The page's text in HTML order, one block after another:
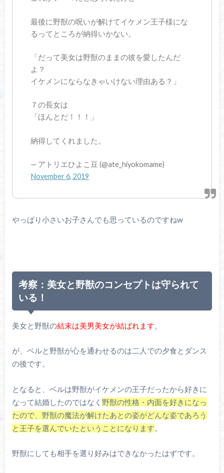
最後に野獣の呪いが解けてイケメン王子様にな
るってところが納得いかない。
「だって美女は野獣のままの彼を愛したんだ
よ？
イケメンにならなきゃいけない理由ある？」
７の長女は
「ほんとだ！！！」
納得してくれました。
— アトリエひよこ豆 (@ate_hiyokomame)
November 6, 2019
やっぱり小さいお子さんでも思っているのですねw
考察：美女と野獣のコンセプトは守られて
いる！
美女と野獣の結末は美男美女が結ばれます。
が、ベルと野獣が心を通わせるのは二人での夕食とダンス
の後です。
となると、ベルは野獣がイケメンの王子だったから好きに
なって結婚したのではなく 野獣の性格・内面を好きになっ
たので、野獣の魔法が解けたあとの姿がどんな姿であろう
と王子を選んでいたということになります。
野獣にしても相手を選り好みはできなかったはずです。